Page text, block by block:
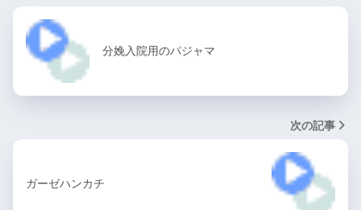
分娩入院用のパジャマ
次の記事
ガーゼハンカチ